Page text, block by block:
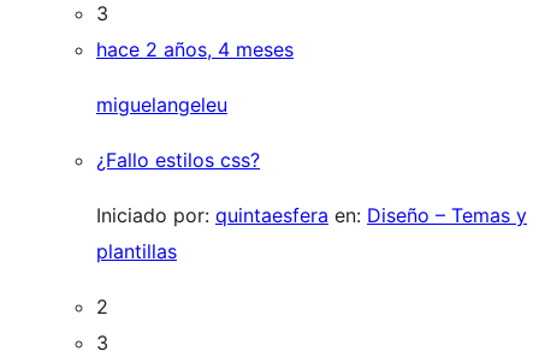
3
hace 2 años, 4 meses
miguelangeleu
¿Fallo estilos css?
Iniciado por: quintaesfera en: Diseño – Temas y
plantillas
2
3